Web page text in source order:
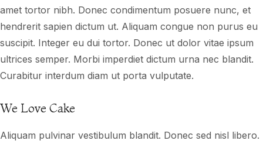
amet tortor nibh. Donec condimentum posuere nunc, et
hendrerit sapien dictum ut. Aliquam congue non purus eu
suscipit. Integer eu dui tortor. Donec ut dolor vitae ipsum
ultrices semper. Morbi imperdiet dictum urna nec blandit.
Curabitur interdum diam ut porta vulputate.
We Love Cake
Aliquam pulvinar vestibulum blandit. Donec sed nisl libero.